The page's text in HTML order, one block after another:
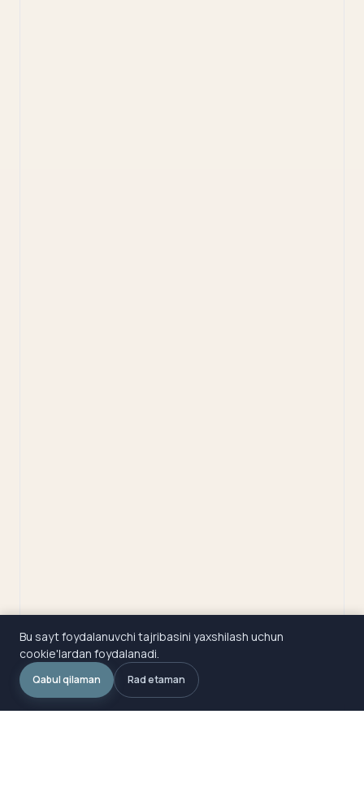
Bu sayt foydalanuvchi tajribasini yaxshilash uchun
cookie'lardan foydalanadi.
Qabul qilaman Rad etaman